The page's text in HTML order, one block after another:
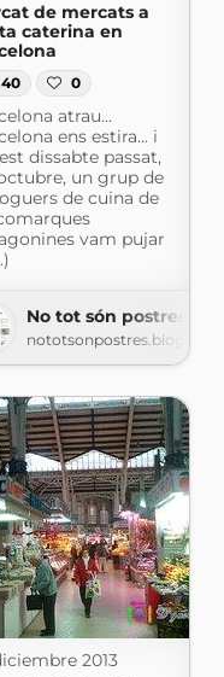
de mercats a
caterina en
40 0
atrau...
ens estira... i
dissabte passat,
un grup de
de cuina de
vam pujar
No tot són postres a
2013